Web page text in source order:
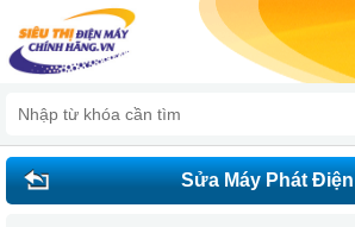
Sửa Máy Phát Điện